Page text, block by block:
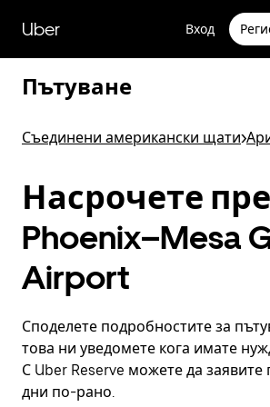
към
основното
съдържание
Uber Вход
Пътуване
Съединени американски щати>
Насрочете
Phoenix–Mesa
Airport
Споделете подробностите за
това ни уведомете кога имате
С Uber Reserve можете да заявите
дни по-рано.